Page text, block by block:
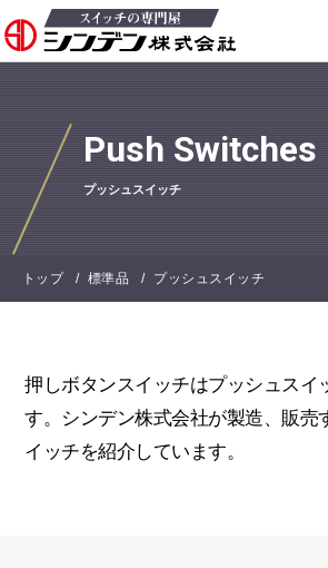
トップ 標準品 プッシュスイッチ
Push Switches
プッシュスイッチ
押しボタンスイッチはプッシュスイ
す。シンデン株式会社が製造、販売
イッチを紹介しています。